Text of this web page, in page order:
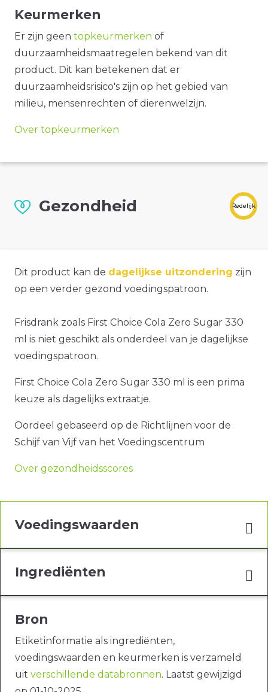
Keurmerken
Er zijn geen topkeurmerken of
duurzaamheidsmaatregelen bekend van dit
product. Dit kan betekenen dat er
duurzaamheidsrisico's zijn op het gebied van
milieu, mensenrechten of dierenwelzijn.
Over topkeurmerken
Gezondheid Redelijk
Dit product kan de dagelijkse uitzondering zijn
op een verder gezond voedingspatroon.
Frisdrank zoals First Choice Cola Zero Sugar 330
ml is niet geschikt als onderdeel van je dagelijkse
voedingspatroon.
First Choice Cola Zero Sugar 330 ml is een prima
keuze als dagelijks extraatje.
Oordeel gebaseerd op de Richtlijnen voor de
Schijf van Vijf van het Voedingscentrum
Over gezondheidsscores
Voedingswaarden
Ingrediënten
Bron
Etiketinformatie als ingrediënten,
voedingswaarden en keurmerken is verzameld
uit verschillende databronnen. Laatst gewijzigd